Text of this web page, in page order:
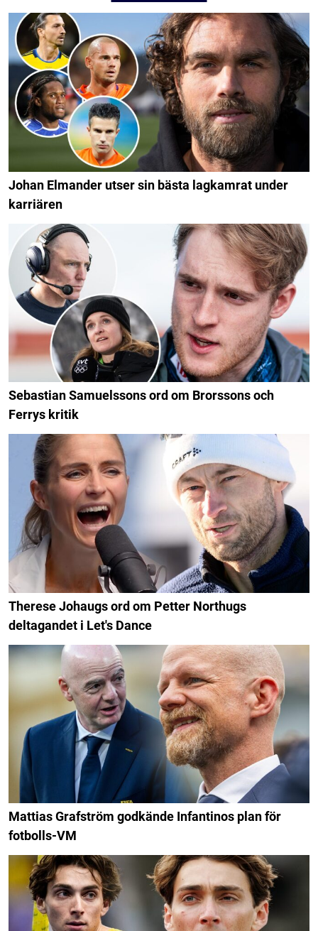
Johan Elmander utser sin bästa lagkamrat under
karriären
Sebastian Samuelssons ord om Brorssons och
Ferrys kritik
Therese Johaugs ord om Petter Northugs
deltagandet i Let's Dance
Mattias Grafström godkände Infantinos plan för
fotbolls-VM